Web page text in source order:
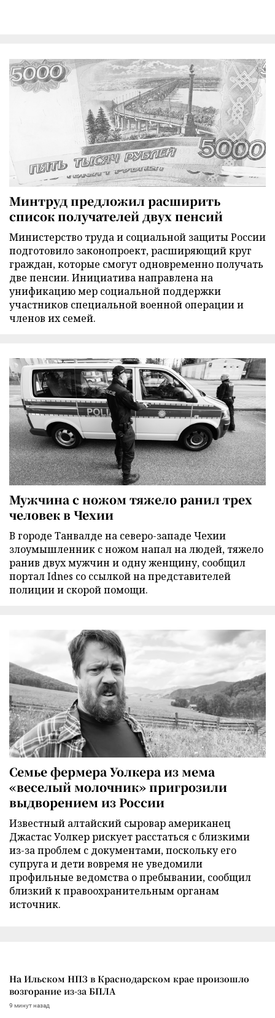
Минтруд предложил расширить
список получателей двух пенсий
Министерство труда и социальной защиты России
подготовило законопроект, расширяющий круг
граждан, которые смогут одновременно получать
две пенсии. Инициатива направлена на
унификацию мер социальной поддержки
участников специальной военной операции и
членов их семей.
Мужчина с ножом тяжело ранил трех
человек в Чехии
В городе Танвалде на северо-западе Чехии
злоумышленник с ножом напал на людей, тяжело
ранив двух мужчин и одну женщину, сообщил
портал Idnes со ссылкой на представителей
полиции и скорой помощи.
Семье фермера Уолкера из мема
«веселый молочник» пригрозили
выдворением из России
Известный алтайский сыровар американец
Джастас Уолкер рискует расстаться с близкими
из-за проблем с документами, поскольку его
супруга и дети вовремя не уведомили
профильные ведомства о пребывании, сообщил
близкий к правоохранительным органам
источник.
На Ильском НПЗ в Краснодарском крае произошло
возгорание из-за БПЛА
9 минут назад